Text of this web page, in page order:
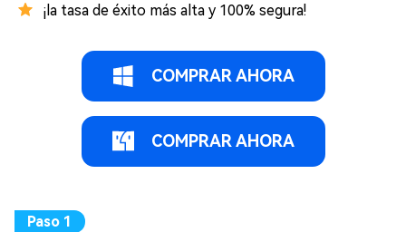
¡la tasa de éxito más alta y 100% segura!
COMPRAR AHORA
COMPRAR AHORA